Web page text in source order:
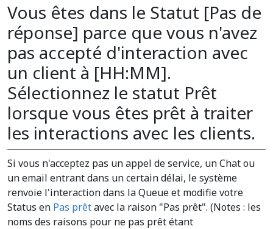
Vous êtes dans le Statut [Pas de
réponse] parce que vous n'avez
pas accepté d'interaction avec
un client à [HH:MM].
Sélectionnez le statut Prêt
lorsque vous êtes prêt à traiter
les interactions avec les clients.
Si vous n'acceptez pas un appel de service, un Chat ou
un email entrant dans un certain délai, le système
renvoie l'interaction dans la Queue et modifie votre
Status en Pas prêtavec la raison "Pas prêt". (Notes : les
noms des raisons pour ne pas prêt étant